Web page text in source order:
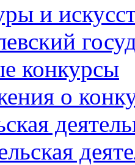
и
конкурсы
о